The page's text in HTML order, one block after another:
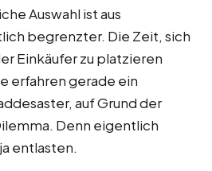
Auswahl ist aus
begrenzter. Die Zeit, sich
Einkäufer zu platzieren
erfahren gerade ein
auf Grund der
Denn eigentlich
entlasten.